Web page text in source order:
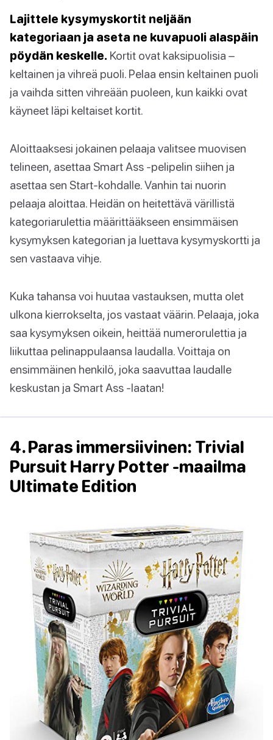
Lajittele kysymyskortit neljään
kategoriaan ja aseta ne kuvapuoli alaspäin
pöydän keskelle. Kortit ovat kaksipuolisia –
keltainen ja vihreä puoli. Pelaa ensin keltainen puoli
ja vaihda sitten vihreään puoleen, kun kaikki ovat
käyneet läpi keltaiset kortit.
Aloittaaksesi jokainen pelaaja valitsee muovisen
telineen, asettaa Smart Ass -pelipelin siihen ja
asettaa sen Start-kohdalle. Vanhin tai nuorin
pelaaja aloittaa. Heidän on heitettävä värillistä
kategoriarulettia määrittääkseen ensimmäisen
kysymyksen kategorian ja luettava kysymyskortti ja
sen vastaava vihje.
Kuka tahansa voi huutaa vastauksen, mutta olet
ulkona kierrokselta, jos vastaat väärin. Pelaaja, joka
saa kysymyksen oikein, heittää numerorulettia ja
liikuttaa pelinappulaansa laudalla. Voittaja on
ensimmäinen henkilö, joka saavuttaa laudalle
keskustan ja Smart Ass -laatan!
4. Paras immersiivinen: Trivial
Pursuit Harry Potter -maailma
Ultimate Edition